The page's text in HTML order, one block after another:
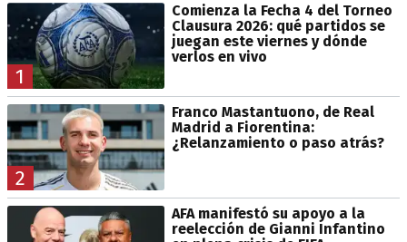
1
Comienza la Fecha 4 del Torneo
Clausura 2026: qué partidos se
juegan este viernes y dónde
verlos en vivo
2
Franco Mastantuono, de Real
Madrid a Fiorentina:
¿Relanzamiento o paso atrás?
AFA manifestó su apoyo a la
reelección de Gianni Infantino